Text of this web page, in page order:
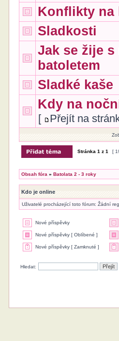
Konflikty na
Sladkosti
Jak se žije
batoletem
Sladké kaše
Kdy na
[ Přejít na
Stránka1 z1 [
Obsah fóra »Batolata 2 - 3 roky
Kdo je online
Uživatelé procházející toto fórum: Žádní
Nové příspěvky
Nové příspěvky [ Oblíbené ]
Nové příspěvky [ Zamknuté ]
Hledat: